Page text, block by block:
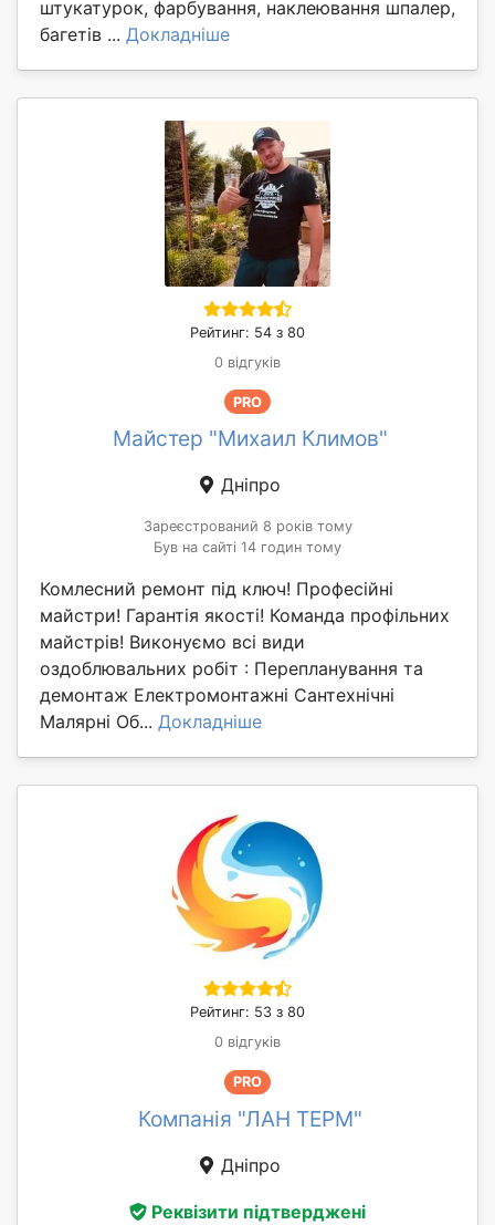
штукатурок, фарбування, наклеювання шпалер,
багетів ... Докладніше
Рейтинг: 54 з 80
0 відгуків
PRO
Майстер "Михаил Климов"
Дніпро
Зареєстрований 8 років тому
Був на сайті 14 годин тому
Комлесний ремонт під ключ! Професійні
майстри! Гарантія якості! Команда профільних
майстрів! Виконуємо всі види
оздоблювальних робіт : Перепланування та
демонтаж Електромонтажні Сантехнічні
Малярні Об... Докладніше
Рейтинг: 53 з 80
0 відгуків
PRO
Компанія "ЛАН ТЕРМ"
Дніпро
Реквізити підтверджені